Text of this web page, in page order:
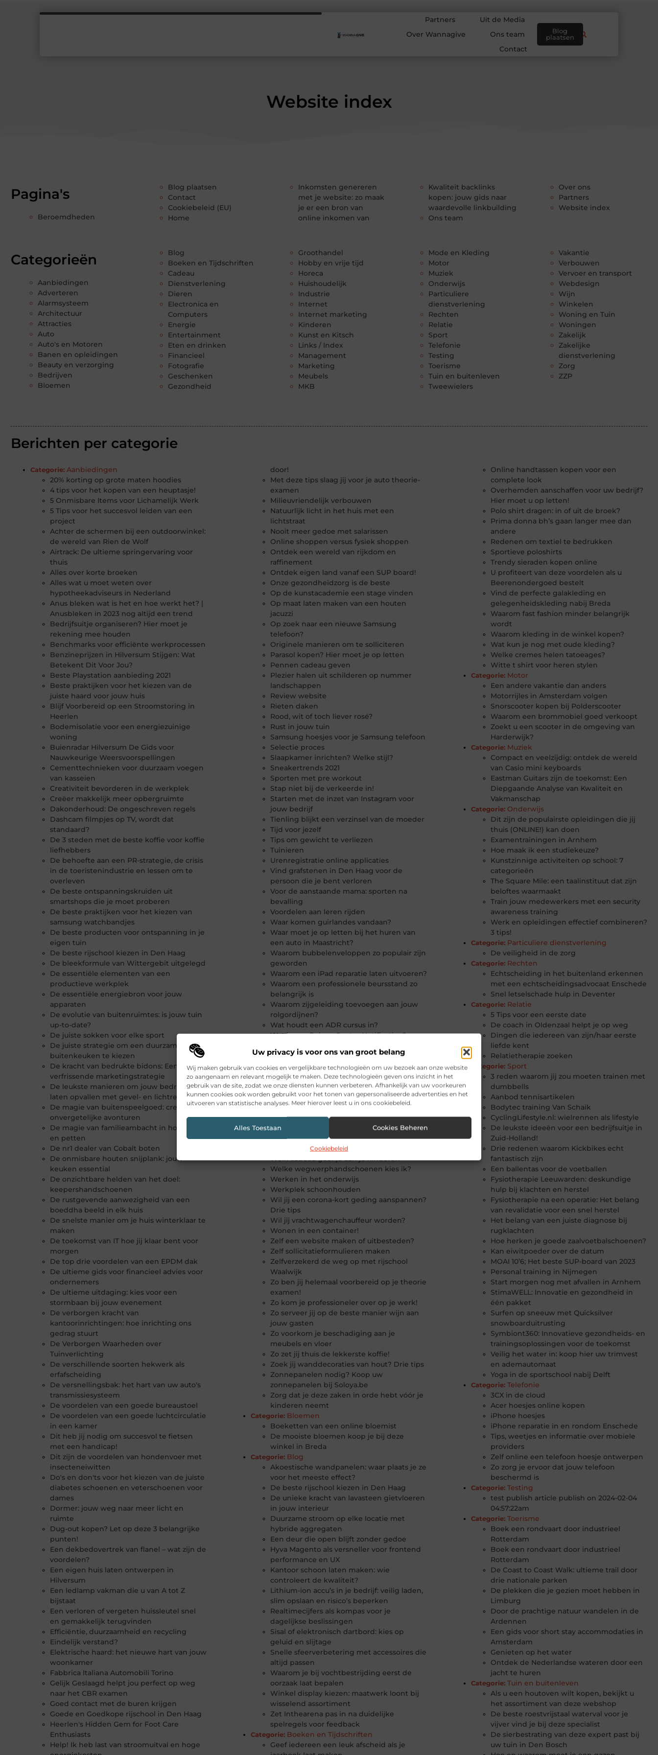
Uw privacy is voor ons van groot belang
Wij maken gebruik van cookies en vergelijkbare technologieën om uw bezoek aan onze website
zo aangenaam en relevant mogelijk te maken. Deze technologieën geven ons inzicht in het
gebruik van de site, zodat we onze diensten kunnen verbeteren. Afhankelijk van uw voorkeuren
kunnen cookies ook worden gebruikt voor het tonen van gepersonaliseerde advertenties en het
uitvoeren van statistische analyses. Meer hierover leest u in ons cookiebeleid.
Alles Toestaan Cookies Beheren
Cookiebeleid
Partners
Uit de Media
Over Wannagive
Ons team
Contact
Blog
plaatsen
Website index
Pagina's
Beroemdheden
Blog plaatsen
Contact
Cookiebeleid (EU)
Home
Inkomsten genereren
met je website: zo maak
je er een bron van
online inkomen van
Kwaliteit backlinks
kopen: jouw gids naar
waardevolle linkbuilding
Ons team
Over ons
Partners
Website index
Categorieën
Aanbiedingen
Adverteren
Alarmsysteem
Architectuur
Attracties
Auto
Auto's en Motoren
Banen en opleidingen
Beauty en verzorging
Bedrijven
Bloemen
Blog
Boeken en Tijdschriften
Cadeau
Dienstverlening
Dieren
Electronica en
Computers
Energie
Entertainment
Eten en drinken
Financieel
Fotografie
Geschenken
Gezondheid
Groothandel
Hobby en vrije tijd
Horeca
Huishoudelijk
Industrie
Internet
Internet marketing
Kinderen
Kunst en Kitsch
Links / Index
Management
Marketing
Meubels
MKB
Mode en Kleding
Motor
Muziek
Onderwijs
Particuliere
dienstverlening
Rechten
Relatie
Sport
Telefonie
Testing
Toerisme
Tuin en buitenleven
Tweewielers
Vakantie
Verbouwen
Vervoer en transport
Webdesign
Wijn
Winkelen
Woning en Tuin
Woningen
Zakelijk
Zakelijke
dienstverlening
Zorg
ZZP
Berichten per categorie
Categorie: Aanbiedingen
20% korting op grote maten hoodies
4 tips voor het kopen van een heuptasje!
5 Onmisbare Items voor Lichamelijk Werk
5 Tips voor het succesvol leiden van een
project
Achter de schermen bij een outdoorwinkel:
de wereld van Rien de Wolf
Airtrack: De ultieme springervaring voor
thuis
Alles over korte broeken
Alles wat u moet weten over
hypotheekadviseurs in Nederland
Anus bleken wat is het en hoe werkt het? |
Anusbleken in 2023 nog altijd een trend
Bedrijfsuitje organiseren? Hier moet je
rekening mee houden
Benchmarks voor efficiënte werkprocessen
Benzineprijzen in Hilversum Stijgen: Wat
Betekent Dit Voor Jou?
Beste Playstation aanbieding 2021
Beste praktijken voor het kiezen van de
juiste haard voor jouw huis
Blijf Voorbereid op een Stroomstoring in
Heerlen
Bodemisolatie voor een energiezuinige
woning
Buienradar Hilversum De Gids voor
Nauwkeurige Weersvoorspellingen
Cementtechnieken voor duurzaam voegen
van kasseien
Creativiteit bevorderen in de werkplek
Creëer makkelijk meer opbergruimte
Dakonderhoud: De ongeschreven regels
Dashcam filmpjes op TV, wordt dat
standaard?
De 3 steden met de beste koffie voor koffie
liefhebbers
De behoefte aan een PR-strategie, de crisis
in de toeristenindustrie en lessen om te
overleven
De beste ontspanningskruiden uit
smartshops die je moet proberen
De beste praktijken voor het kiezen van
samsung watchbandjes
De beste producten voor ontspanning in je
eigen tuin
De beste rijschool kiezen in Den Haag
De bleekformule van Wittergebit uitgelegd
De essentiële elementen van een
productieve werkplek
De essentiële energiebron voor jouw
apparaten
De evolutie van buitenruimtes: is jouw tuin
up-to-date?
De juiste sokken voor elke sport
De juiste strategie om een duurzame
buitenkeuken te kiezen
De kracht van bedrukte bidons: Een
verfrissende marketingstrategie
De leukste manieren om jouw bedrijf te
laten opvallen met gevel- en lichtreclame
De magie van buitenspeelgoed: creëer
onvergetelijke avonturen
De magie van familieambacht in hoeden
en petten
De nr1 dealer van Cobalt boten
De onmisbare houten snijplank: jouw
keuken essential
De onzichtbare helden van het doel:
keepershandschoenen
De rustgevende aanwezigheid van een
boeddha beeld in elk huis
De snelste manier om je huis winterklaar te
maken
De toekomst van IT hoe jij klaar bent voor
morgen
De top drie voordelen van een EPDM dak
De ultieme gids voor financieel advies voor
ondernemers
De ultieme uitdaging: kies voor een
stormbaan bij jouw evenement
De verborgen kracht van
kantoorinrichtingen: hoe inrichting ons
gedrag stuurt
De Verborgen Waarheden over
Tuinverlichting
De verschillende soorten hekwerk als
erfafscheiding
De versnellingsbak: het hart van uw auto's
transmissiesysteem
De voordelen van een goede bureaustoel
De voordelen van een goede luchtcirculatie
in een kamer
Dit heb jij nodig om succesvol te fietsen
met een handicap!
Dit zijn de voordelen van hondenvoer met
insecteneiwitten
Do's en don'ts voor het kiezen van de juiste
diabetes schoenen en veterschoenen voor
dames
Dormer: jouw weg naar meer licht en
ruimte
Dug-out kopen? Let op deze 3 belangrijke
punten!
Een dekbedovertrek van flanel – wat zijn de
voordelen?
Een eigen huis laten ontwerpen in
Hilversum
Een ledlamp vakman die u van A tot Z
bijstaat
Een verloren of vergeten huissleutel snel
en gemakkelijk terugvinden
Efficiëntie, duurzaamheid en recycling
Eindelijk verstand?
Elektrische haard: het nieuwe hart van jouw
woonkamer
Fabbrica Italiana Automobili Torino
Gelijk Geslaagd helpt jou perfect op weg
naar het CBR examen
Goed contact met de buren krijgen
Goede en Goedkope rijschool in Den Haag
Heerlen's Hidden Gem for Foot Care
Enthusiasts
Help! Ik heb last van stroomuitval en hoge
door!
Met deze tips slaag jij voor je auto theorie-
examen
Milieuvriendelijk verbouwen
Natuurlijk licht in het huis met een
lichtstraat
Nooit meer gedoe met salarissen
Online shoppen versus fysiek shoppen
Ontdek een wereld van rijkdom en
raffinement
Ontdek eigen land vanaf een SUP board!
Onze gezondheidzorg is de beste
Op de kunstacademie een stage vinden
Op maat laten maken van een houten
jacuzzi
Op zoek naar een nieuwe Samsung
telefoon?
Originele manieren om te solliciteren
Parasol kopen? Hier moet je op letten
Pennen cadeau geven
Plezier halen uit schilderen op nummer
landschappen
Review website
Rieten daken
Rood, wit of toch liever rosé?
Rust in jouw tuin
Samsung hoesjes voor je Samsung telefoon
Selectie proces
Slaapkamer inrichten? Welke stijl?
Sneakertrends 2021
Sporten met pre workout
Stap niet bij de verkeerde in!
Starten met de inzet van Instagram voor
jouw bedrijf
Tienling blijkt een verzinsel van de moeder
Tijd voor jezelf
Tips om gewicht te verliezen
Tuinieren
Urenregistratie online applicaties
Vind grafstenen in Den Haag voor de
persoon die je bent verloren
Voor de aanstaande mama: sporten na
bevalling
Voordelen aan leren rijden
Waar komen guirlandes vandaan?
Waar moet je op letten bij het huren van
een auto in Maastricht?
Waarom bubbelenveloppen zo populair zijn
geworden
Waarom een iPad reparatie laten uitvoeren?
Waarom een professionele beursstand zo
belangrijk is
Waarom zijgeleiding toevoegen aan jouw
rolgordijnen?
Wat houdt een ADR cursus in?
Wat is een Poison Center Notification?
Wat kost een maatwerk kast in 2026?
(volledige gids)
Wat mag je niet vergeten mee te nemen
op zonvakantie?
Wat te doen bij een inbraak?
Wat weet jij al van het fenomeen crypto?
Wat zijn de verschillen en voordelen van 2d
en 3d video animatie?
Webdesign Heerlen zorgt voor betere
vindbaarheid van jouw bedrijf
Welk cadeau geef je aan je kinderen
Welke wegwerphandschoenen kies ik?
Werken in het onderwijs
Werkplek schoonhouden
Wil jij een corona-kort geding aanspannen?
Drie tips
Wil jij vrachtwagenchauffeur worden?
Wonen in een container!
Zelf een website maken of uitbesteden?
Zelf sollicitatieformulieren maken
Zelfverzekerd de weg op met rijschool
Waalwijk
Zo ben jij helemaal voorbereid op je theorie
examen!
Zo kom je professioneler over op je werk!
Zo serveer jij op de beste manier wijn aan
jouw gasten
Zo voorkom je beschadiging aan je
meubels en vloer
Zo zet jij thuis de lekkerste koffie!
Zoek jij wanddecoraties van hout? Drie tips
Zonnepanelen nodig? Koop uw
zonnepanelen bij Soloya.be
Zorg dat je deze zaken in orde hebt vóór je
kinderen neemt
Categorie: Bloemen
Boeketten van een online bloemist
De mooiste bloemen koop je bij deze
winkel in Breda
Categorie: Blog
Akoestische wandpanelen: waar plaats je ze
voor het meeste effect?
De beste rijschool kiezen in Den Haag
De unieke kracht van lavasteen gietvloeren
in jouw interieur
Duurzame stroom op elke locatie met
hybride aggregaten
Een deur die open blijft zonder gedoe
Hyva Magento als versneller voor frontend
performance en UX
Kantoor schoon laten maken: wie
controleert de kwaliteit?
Lithium-ion accu’s in je bedrijf: veilig laden,
slim opslaan en risico’s beperken
Realtimecijfers als kompas voor je
dagelijkse beslissingen
Sisal of elektronisch dartbord: kies op
geluid en slijtage
Snelle sfeerverbetering met accessoires die
altijd passen
Waarom je bij vochtbestrijding eerst de
oorzaak laat bepalen
Winkel display kiezen: maatwerk loont bij
wisselend assortiment
Zet Inthearena pas in na duidelijke
spelregels voor feedback
Categorie: Boeken en Tijdschriften
Geef iedereen een leuk afscheid als je
Online handtassen kopen voor een
complete look
Overhemden aanschaffen voor uw bedrijf?
Hier moet u op letten!
Polo shirt dragen: in of uit de broek?
Prima donna bh’s gaan langer mee dan
andere
Redenen om textiel te bedrukken
Sportieve poloshirts
Trendy sieraden kopen online
U profiteert van deze voordelen als u
Beerenondergoed bestelt
Vind de perfecte galakleding en
gelegenheidskleding nabij Breda
Waarom fast fashion minder belangrijk
wordt
Waarom kleding in de winkel kopen?
Wat kun je nog met oude kleding?
Welke cremes helen tatoeages?
Witte t shirt voor heren stylen
Categorie: Motor
Een andere vakantie dan anders
Motorrijles in Amsterdam volgen
Snorscooter kopen bij Polderscooter
Waarom een brommobiel goed verkoopt
Zoekt u een scooter in de omgeving van
Harderwijk?
Categorie: Muziek
Compact en veelzijdig: ontdek de wereld
van Casio mini keyboards
Eastman Guitars zijn de toekomst: Een
Diepgaande Analyse van Kwaliteit en
Vakmanschap
Categorie: Onderwijs
Dit zijn de populairste opleidingen die jij
thuis (ONLINE!) kan doen
Examentrainingen in Arnhem
Hoe maak ik een studiekeuze?
Kunstzinnige activiteiten op school: 7
categorieën
The Square Mile: een taalinstituut dat zijn
beloftes waarmaakt
Train jouw medewerkers met een security
awareness training
Werk en opleidingen effectief combineren?
3 tips!
Categorie: Particuliere dienstverlening
De veiligheid in de zorg
Categorie: Rechten
Echtscheiding in het buitenland erkennen
met een echtscheidingsadvocaat Enschede
Snel letselschade hulp in Deventer
Categorie: Relatie
5 Tips voor een eerste date
De coach in Oldenzaal helpt je op weg
Dingen die iedereen van zijn/haar eerste
liefde kent
Relatietherapie zoeken
Categorie: Sport
3 reden waarom jij zou moeten trainen met
dumbbells
Aanbod tennisartikelen
Bodytec training Van Schaik
CyclingLifestyle.nl: wielrennen als lifestyle
De leukste ideeën voor een bedrijfsuitje in
Zuid-Holland!
Drie redenen waarom Kickbikes echt
fantastisch zijn
Een ballentas voor de voetballen
Fysiotherapie Leeuwarden: deskundige
hulp bij klachten en herstel
Fysiotherapie na een operatie: Het belang
van revalidatie voor een snel herstel
Het belang van een juiste diagnose bij
rugklachten
Hoe herken je goede zaalvoetbalschoenen?
Kan eiwitpoeder over de datum
MOAI 10’6; Het beste SUP-board van 2023
Personal training in Nijmegen
Start morgen nog met afvallen in Arnhem
StimaWELL: Innovatie en gezondheid in
één pakket
Surfen op sneeuw met Quicksilver
snowboarduitrusting
Symbiont360: Innovatieve gezondheids- en
trainingsoplossingen voor de toekomst
Veilig het water in: koop hier uw trimvest
en ademautomaat
Yoga in de sportschool nabij Delft
Categorie: Telefonie
3CX in de cloud
Acer hoesjes online kopen
iPhone hoesjes
iPhone reparatie in en rondom Enschede
Tips, weetjes en informatie over mobiele
providers
Zelf online een telefoon hoesje ontwerpen
Zo zorg je ervoor dat jouw telefoon
beschermd is
Categorie: Testing
test publish article publish on 2024-02-04
04:57:22am
Categorie: Toerisme
Boek een rondvaart door industrieel
Rotterdam
Boek een rondvaart door industrieel
Rotterdam
De Coast to Coast Walk: ultieme trail door
drie nationale parken
De plekken die je gezien moet hebben in
Limburg
Door de prachtige natuur wandelen in de
Ardennen
Een gids voor short stay accommodaties in
Amsterdam
Genieten op het water
Ontdek de Nederlandse wateren door een
jacht te huren
Categorie: Tuin en buitenleven
Als u een houtoven wilt kopen, bekijkt u
het assortiment van deze webshop
De beste roestvrijstaal waterval voor je
vijver vind je bij deze specialist
De sierbestrating van deze expert past bij
uw tuin in Den Bosch